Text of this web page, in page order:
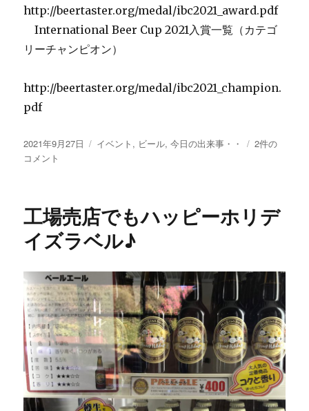
http://beertaster.org/medal/ibc2021_award.pdf
International Beer Cup 2021入賞一覧（カテゴ
リーチャンピオン）
http://beertaster.org/medal/ibc2021_champion.
pdf
投
稿
2021年9月27日
カ
イベント , ビール,今日の出来事・・
「イ
シ
ビ
カ
ッ
プ
2021」
受
賞
の
ご
2件の
コメント
工場売店でもハッピーホリデ
イズラベル♪